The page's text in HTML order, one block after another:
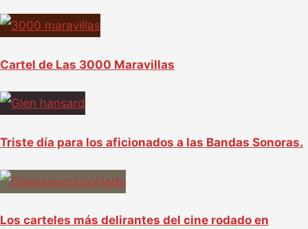
Cartel de Las 3000 Maravillas
Triste día para los aficionados a las Bandas Sonoras.
Los carteles más delirantes del cine rodado en